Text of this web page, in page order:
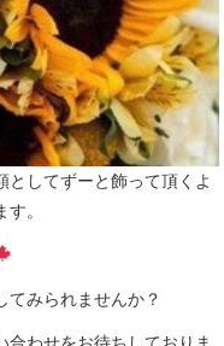
としてずーと飾って頂くよ
。
てみられませんか？